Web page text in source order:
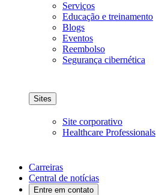
Serviços
Educação e treinamento
Blogs
Eventos
Reembolso
Segurança cibernética
Sites
Site corporativo
Healthcare Professionals
Carreiras
Central de notícias
Entre em contato